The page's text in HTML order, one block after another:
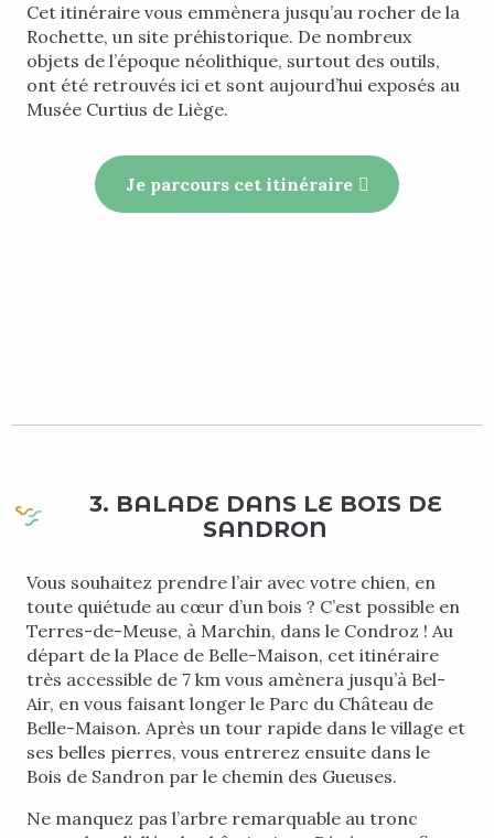
Cet itinéraire vous emmènera jusqu’au rocher de la
Rochette, un site préhistorique. De nombreux
objets de l’époque néolithique, surtout des outils,
ont été retrouvés ici et sont aujourd’hui exposés au
Musée Curtius de Liège.
Je parcours cet itinéraire
3. BALADE DANS LE BOIS DE
SANDRON
Vous souhaitez prendre l’air avec votre chien, en
toute quiétude au cœur d’un bois ? C’est possible en
Terres-de-Meuse, à Marchin, dans le Condroz ! Au
départ de la Place de Belle-Maison, cet itinéraire
très accessible de 7 km vous amènera jusqu’à Bel-
Air, en vous faisant longer le Parc du Château de
Belle-Maison. Après un tour rapide dans le village et
ses belles pierres, vous entrerez ensuite dans le
Bois de Sandron par le chemin des Gueuses.
Ne manquez pas l’arbre remarquable au tronc